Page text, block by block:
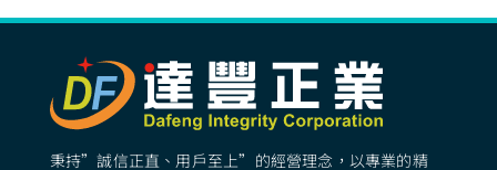
秉持”誠信正直、用戶至上”的經營理念，以專業的精